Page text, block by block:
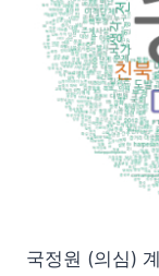
국정원 (의심)